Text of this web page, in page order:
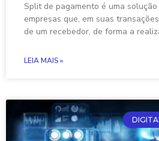
Split de pagamento é uma
empresas que, em suas
de um recebedor, de forma a
LEIA MAIS »